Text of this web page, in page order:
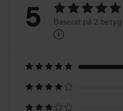
Betyg:
Baserat
på
5 Baserat på 2 betyg
i